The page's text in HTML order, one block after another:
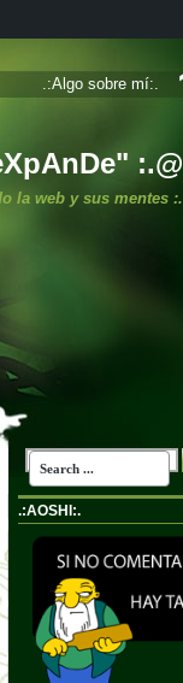
:.@
la web y sus mentes :.
.:Algo sobre mí:.
.:AOSHI:.